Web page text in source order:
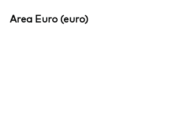
Area Euro (euro)